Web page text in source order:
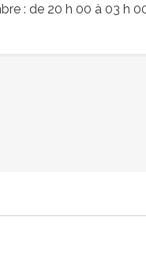
: de 20 h 00 à 03 h